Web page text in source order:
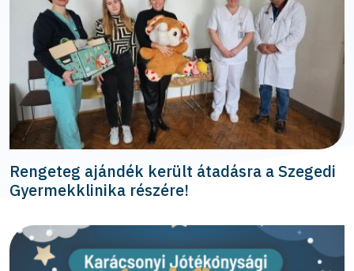
Rengeteg ajándék került átadásra a Szegedi
Gyermekklinika részére!